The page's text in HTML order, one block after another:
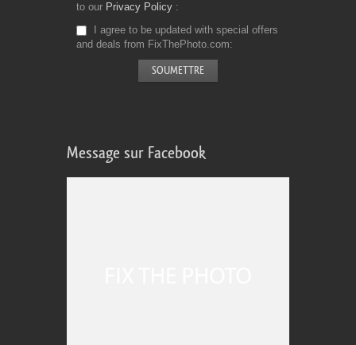
to our Privacy Policy
I agree to be updated with special offers
and deals from FixThePhoto.com
Message sur Facebook